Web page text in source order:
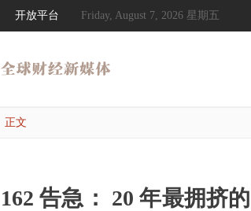
开放平台 Friday, August 7, 2026 星期五
正文
162 告急： 20 年最拥挤